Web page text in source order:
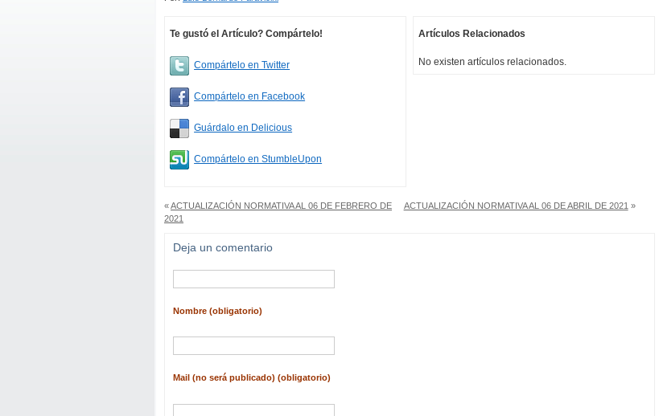
Te gustó el Artículo? Compártelo!
Compártelo en Twitter
Compártelo en Facebook
Guárdalo en Delicious
Compártelo en StumbleUpon
Artículos Relacionados
No existen artículos relacionados.
«ACTUALIZACIÓN NORMATIVA AL 06 DE FEBRERO DE
2021
ACTUALIZACIÓN NORMATIVA AL 06 DE ABRIL DE 2021 »
Deja un comentario
Nombre (obligatorio)
Mail (no será publicado) (obligatorio)